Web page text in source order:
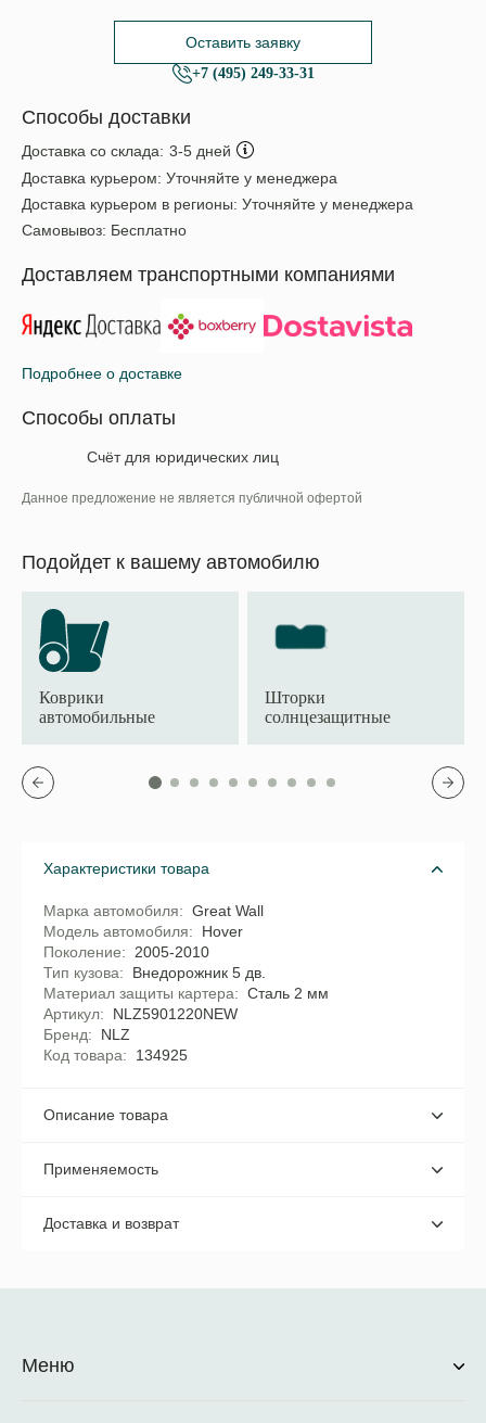
Оставить заявку
+7 (495) 249-33-31
Способы доставки
Доставка со склада: 3-5 дней
Доставка курьером: Уточняйте у менеджера
Доставка курьером в регионы: Уточняйте у менеджера
Самовывоз: Бесплатно
Доставляем транспортными компаниями
Подробнее о доставке
Способы оплаты
Счёт для юридических лиц
Данное предложение не является публичной офертой
Подойдет к вашему автомобилю
Коврики
автомобильные
Шторки
солнцезащитные
Характеристики товара
Марка автомобиля
Great Wall
Модель автомобиля
Hover
Поколение
2005-2010
Тип кузова
Внедорожник 5 дв.
Материал защиты картера
Сталь 2 мм
Артикул
NLZ5901220NEW
Бренд
NLZ
Код товара
134925
Описание товара
Применяемость
Доставка и возврат
Меню